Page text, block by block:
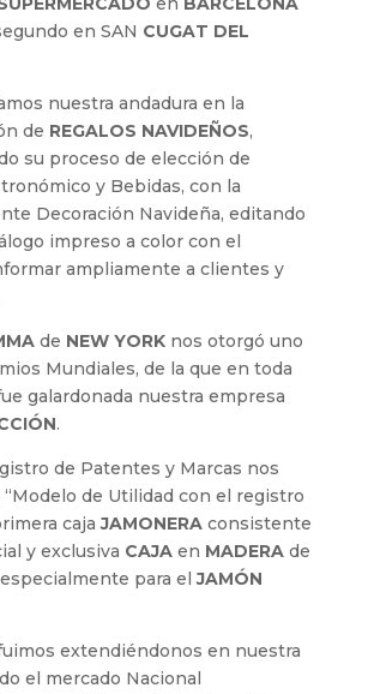
en SAN CUGAT DEL
nuestra andadura en la
de REGALOS NAVIDEÑOS,
su proceso de elección de
y Bebidas, con la
Decoración Navideña, editando
impreso a color con el
ampliamente a clientes y
de NEW YORKnos otorgó uno
Mundiales, de la que en toda
galardonada nuestra empresa
.
de Patentes y Marcas nos
de Utilidad con el registro
cajaJAMONERAconsistente
y exclusiva CAJAen MADERAde
para elJAMÓN
extendiéndonos en nuestra
el mercado Nacional